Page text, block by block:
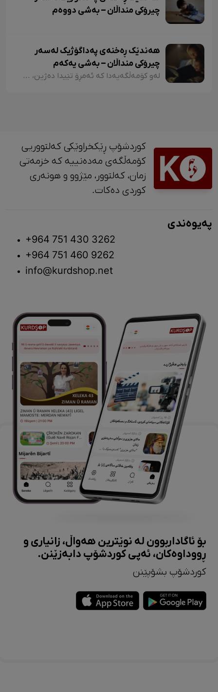
چیرۆکی منداڵان – بەشی دووەم
هەندێک ڕەخنەی پەداگۆژیک لەسەر
چیرۆکی منداڵان – بەشی یەکەم
لەو کۆمەڵگەیەدا کە ئەمڕۆ تێیدا دەژین، هەرچەندە دەبینین ئەدەبی کوردی لە گەشەکردندایە، بەتایبەتی ئەدەبی منداڵان، بەڵام زۆربەی چیرۆکەکانی منداڵان لایەنی لاوازی زۆریان هەیە کە کاریگەرییان لەسەر دەروونی منداڵان هەیە و دەبنە کێشە.
کوردشۆپ ڕێکخراوێکی کەلتووریی
کۆمەڵگەی مەدەنییە کە خزمەتی
زمان، کەلتوور، مێژوو و ‎هونەری
کوردی دەکات.
پەیوەندی
+964 751 430 3262
+964 751 460 9262
info@kurdshop.net
بۆ ئاگاداربوون لە نوێترین هەواڵ، زانیاری و
ڕووداوەکان، ئەپی کوردشۆپ دابەزێنن.
کوردشۆپ بشۆپێنن